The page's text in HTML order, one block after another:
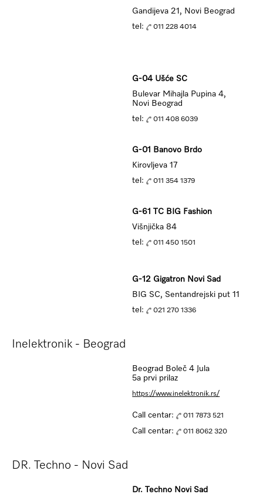
Gandijeva 21, Novi Beograd
tel:
011 228 4014
G-04 Ušće SC
Bulevar Mihajla Pupina 4,
Novi Beograd
tel:
011 408 6039
G-01 Banovo Brdo
Kirovljeva 17
tel:
011 354 1379
G-61 TC BIG Fashion
Višnjička 84
tel:
011 450 1501
G-12 Gigatron Novi Sad
BIG SC, Sentandrejski put 11
tel:
021 270 1336
Inelektronik - Beograd
Beograd Boleč 4 Jula
5a prvi prilaz
https://www.inelektronik.rs/
Call centar: 011 7873 521
Call centar: 011 8062 320
DR. Techno - Novi Sad
Dr. Techno Novi Sad